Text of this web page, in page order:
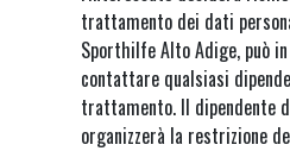
trattamento dei dati
Sporthilfe Alto Adige, può
contattare qualsiasi
trattamento. Il dipendente
organizzerà la restrizione